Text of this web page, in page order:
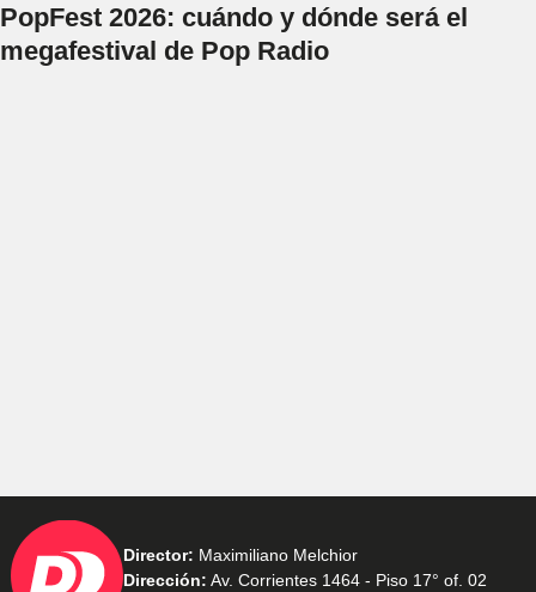
PopFest 2026: cuándo y dónde será el
megafestival de Pop Radio
Director: Maximiliano Melchior
Dirección: Av. Corrientes 1464 - Piso 17° of. 02